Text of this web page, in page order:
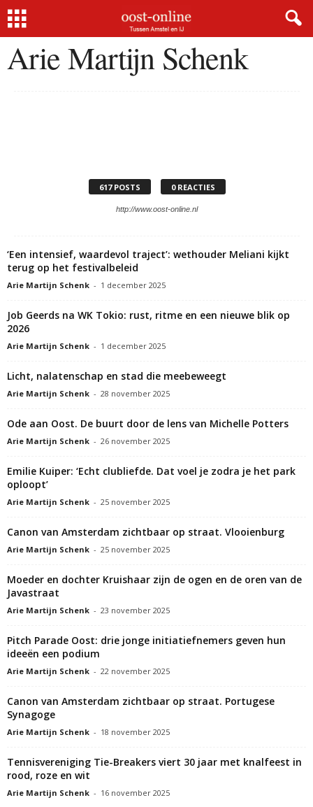
Home Posts van Arie Martijn Schenk
Arie Martijn Schenk
617 POSTS 0 REACTIES
http://www.oost-online.nl
‘Een intensief, waardevol traject’: wethouder Meliani kijkt
terug op het festivalbeleid
Arie Martijn Schenk - 1 december 2025
Job Geerds na WK Tokio: rust, ritme en een nieuwe blik op
2026
Arie Martijn Schenk - 1 december 2025
Licht, nalatenschap en stad die meebeweegt
Arie Martijn Schenk - 28 november 2025
Ode aan Oost. De buurt door de lens van Michelle Potters
Arie Martijn Schenk - 26 november 2025
Emilie Kuiper: ‘Echt clubliefde. Dat voel je zodra je het park
oploopt’
Arie Martijn Schenk - 25 november 2025
Canon van Amsterdam zichtbaar op straat. Vlooienburg
Arie Martijn Schenk - 25 november 2025
Moeder en dochter Kruishaar zijn de ogen en de oren van de
Javastraat
Arie Martijn Schenk - 23 november 2025
Pitch Parade Oost: drie jonge initiatiefnemers geven hun
ideeën een podium
Arie Martijn Schenk - 22 november 2025
Canon van Amsterdam zichtbaar op straat. Portugese
Synagoge
Arie Martijn Schenk - 18 november 2025
Tennisvereniging Tie-Breakers viert 30 jaar met knalfeest in
rood, roze en wit
Arie Martijn Schenk - 16 november 2025